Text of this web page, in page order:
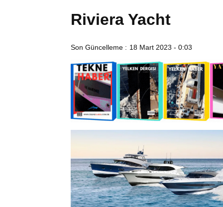
Riviera Yacht
Son Güncelleme : 18 Mart 2023 - 0:03